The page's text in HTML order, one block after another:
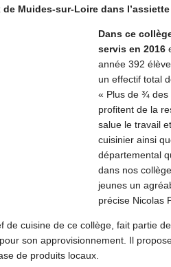
Muides-sur-Loire dans
Dans ce
servis en 2016
année 392
un effectif total
« Plus de ¾ des
profitent de la
salue le travail
cuisinier ainsi
départemental
dans nos
jeunes un
précise Nicolas
de cuisine de ce collège, fait partie
son approvisionnement. Il
de produits locaux.